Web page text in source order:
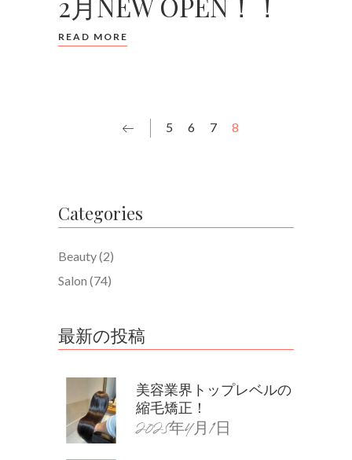
READ MORE
5 6 7 8
Categories
Beauty(2)
Salon (74)
最新の投稿
美容業界トップレベルの
縮毛矯正！
2025年4月1日